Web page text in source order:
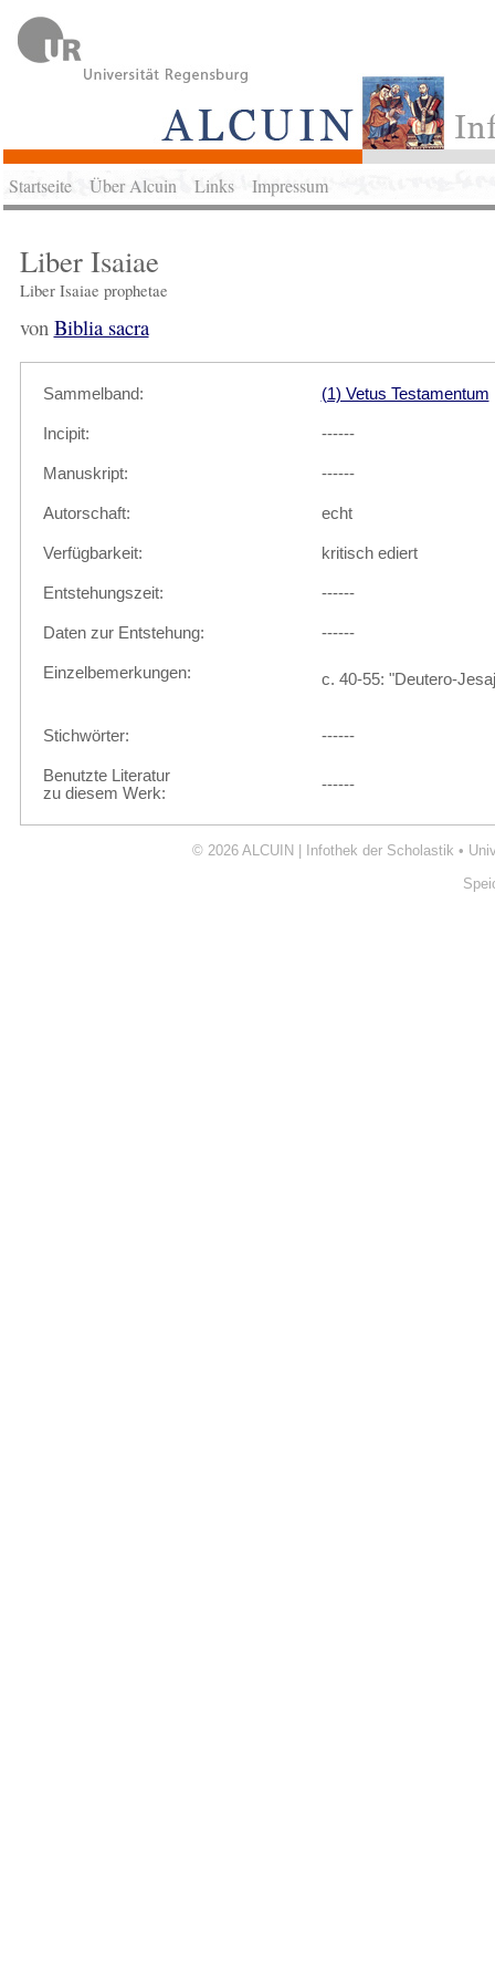
Startseite Über Alcuin Links Impressum
Liber Isaiae
Liber Isaiae prophetae
von Biblia sacra
Sammelband: (1) Vetus Testamentum
Incipit: ------
Manuskript: ------
Autorschaft: echt
Verfügbarkeit: kritisch ediert
Entstehungszeit: ------
Daten zur Entstehung: ------
Einzelbemerkungen: c. 40-55: "Deutero-
Stichwörter: ------
Benutzte Literatur
zu diesem Werk:
------
© 2026 ALCUIN | Infothek der Scholastik •